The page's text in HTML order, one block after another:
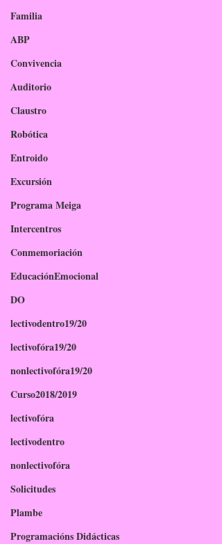
Familia
ABP
Convivencia
Auditorio
Claustro
Robótica
Entroido
Excursión
Programa Meiga
Intercentros
Conmemoriación
EducaciónEmocional
DO
lectivodentro19/20
lectivofóra19/20
nonlectivofóra19/20
Curso2018/2019
lectivofóra
lectivodentro
nonlectivofóra
Solicitudes
Plambe
Programacións Didácticas